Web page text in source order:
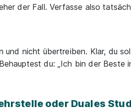
der Fall. Verfasse also
und nicht übertreiben. Klar, du
du: „Ich bin der Beste
oder Duales